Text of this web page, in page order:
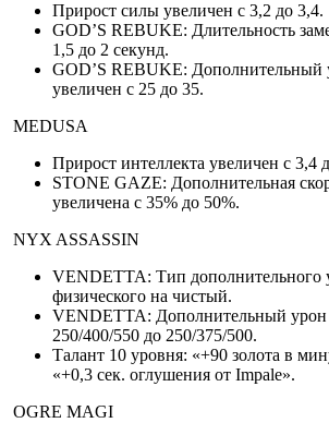
Прирост силы увеличен с 3,2 до 3,4.
GOD’S REBUKE: Длительность
1,5 до 2 секунд.
GOD’S REBUKE: Дополнительный
увеличен с 25 до 35.
MEDUSA
Прирост интеллекта увеличен с 3,4
STONE GAZE: Дополнительная
увеличена с 35% до 50%.
NYX ASSASSIN
VENDETTA: Тип дополнительного
физического на чистый.
VENDETTA: Дополнительный
250/400/550 до 250/375/500.
Талант 10 уровня: «+90 золота в
«+0,3 сек. оглушения от Impale».
OGRE MAGI